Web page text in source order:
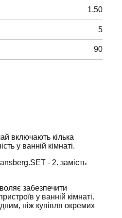
1,50
5
90
включають кілька
у ванній кімнаті.
- 2. замість
забезпечити
у ванній кімнаті.
ніж купівля окремих